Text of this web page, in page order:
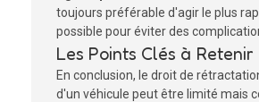
toujours préférable d'agir le plus
possible pour éviter des
Les Points Clés à Retenir
En conclusion, le droit de
d'un véhicule peut être limité mais